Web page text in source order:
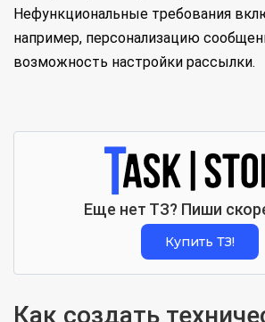
Нефункциональные требования
например, персонализацию
возможность настройки рассылки.
Еще нет ТЗ? Пиши
Купить ТЗ!
Как создать